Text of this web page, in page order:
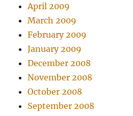
April 2009
March 2009
February 2009
January 2009
December 2008
November 2008
October 2008
September 2008